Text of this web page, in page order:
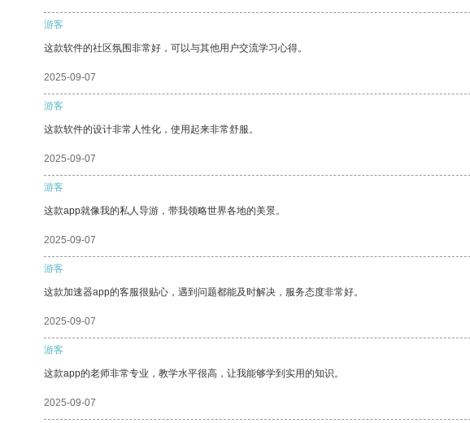
游客
这款软件的社区氛围非常好，可以与其他用户交流学习心得。
2025-09-07
游客
这款软件的设计非常人性化，使用起来非常舒服。
2025-09-07
游客
这款app就像我的私人导游，带我领略世界各地的美景。
2025-09-07
游客
这款加速器app的客服很贴心，遇到问题都能及时解决，服务态度非常好。
2025-09-07
游客
这款app的老师非常专业，教学水平很高，让我能够学到实用的知识。
2025-09-07